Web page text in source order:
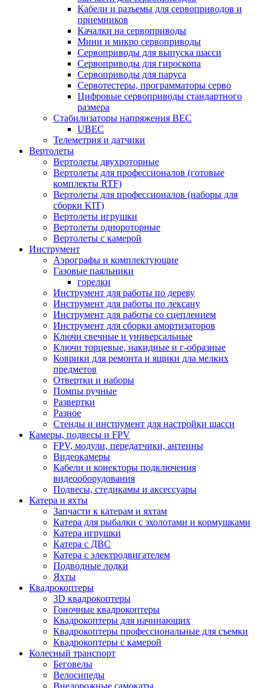
Кабели и разъемы для сервоприводов и
приемников
Качалки на сервоприводы
Мини и микро сервоприводы
Сервоприводы для выпуска шасси
Сервоприводы для гироскопа
Сервоприводы для паруса
Сервотестеры, программаторы серво
Цифровые сервоприводы стандартного
размера
Стабилизаторы напряжения BEC
UBEC
Телеметрия и датчики
Вертолеты
Вертолеты двухроторные
Вертолеты для профессионалов (готовые
комплекты RTF)
Вертолеты для профессионалов (наборы для
сборки KIT)
Вертолеты игрушки
Вертолеты однороторные
Вертолеты с камерой
Инструмент
Аэрографы и комплектующие
Газовые паяльники
горелки
Инструмент для работы по дереву
Инструмент для работы по лексану
Инструмент для работы со сцеплением
Инструмент для сборки амортизаторов
Ключи свечные и универсальные
Ключи торцевые, накидные и г-образные
Коврики для ремонта и ящики дла мелких
предметов
Отвертки и наборы
Помпы ручные
Развертки
Разное
Стенды и инструмент для настройки шасси
Камеры, подвесы и FPV
FPV, модули, передатчики, антенны
Видеокамеры
Кабели и конекторы подключения
видеооборудования
Подвесы, стедикамы и аксессуары
Катера и яхты
Запчасти к катерам и яхтам
Катера для рыбалки с эхолотами и кормушками
Катера игрушки
Катера с ДВС
Катера с электродвигателем
Подводные лодки
Яхты
Квадрокоптеры
3D квадрокоптеры
Гоночные квадрокоптеры
Квадрокоптеры для начинающих
Квадрокоптеры профессиональные для съемки
Квадрокоптеры с камерой
Колесный транспорт
Беговелы
Велосипеды
Внедорожные самокаты